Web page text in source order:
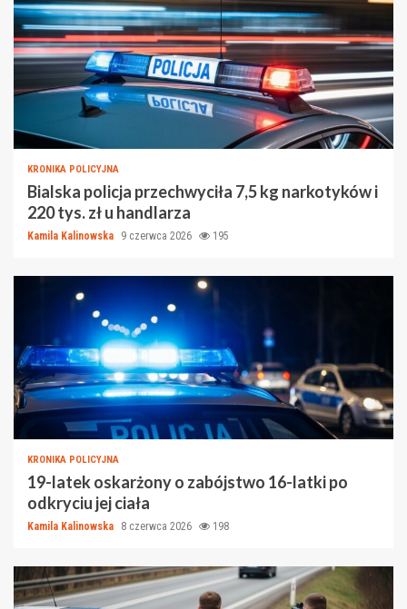
KRONIKA POLICYJNA
Bialska policja przechwyciła 7,5 kg narkotyków i
220 tys. zł u handlarza
Kamila Kalinowska 9 czerwca 2026 195
KRONIKA POLICYJNA
19-latek oskarżony o zabójstwo 16-latki po
odkryciu jej ciała
Kamila Kalinowska 8 czerwca 2026 198